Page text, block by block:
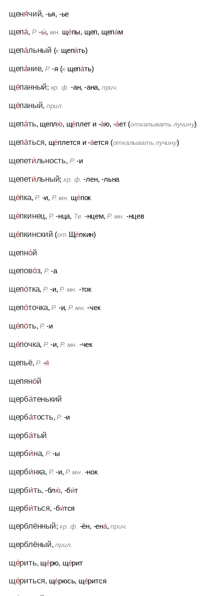
щеня́чий, -ья, -ье
щепа́, Р. -ы́,мн. ще́пы, щеп, щепа́м
щепа́льный (к щепа́ть)
щепа́ние, Р. -я (к щепа́ть)
ще́панный; кр. ф. -ан, -ана, прич.
ще́паный, прил.
щепа́ть, щеплю́, ще́плет и-а́ю, -а́ет (откалывать лучину)
щепа́ться, ще́плется и-а́ется (откалывать лучину)
щепети́льность, Р. -и
щепети́льный;кр. ф. -лен, -льна
ще́пка,Р. -и, Р. мн. ще́пок
ще́пкинец, Р. -нца, Тв. -нцем,Р. мн. -нцев
ще́пкинский (от Ще́пкин)
щепно́й
щепово́з, Р. -а
щепо́тка, Р. -и,Р. мн. -ток
щепо́точка,Р. -и, Р. мн. -чек
ще́по́ть,Р. -и
ще́почка, Р. -и,Р. мн. -чек
щепьё,Р. -я́
щепяно́й
щерба́тенький
щерба́тость,Р. -и
щерба́тый
щерби́на, Р. -ы
щерби́нка, Р. -и,Р. мн. -нок
щерби́ть, -блю́, -би́т
щерби́ться, -би́тся
щерблённый;кр. ф. -ён, -ена́,прич.
щерблёный,прил.
ще́рить, ще́рю, ще́рит
ще́риться, ще́рюсь, ще́рится